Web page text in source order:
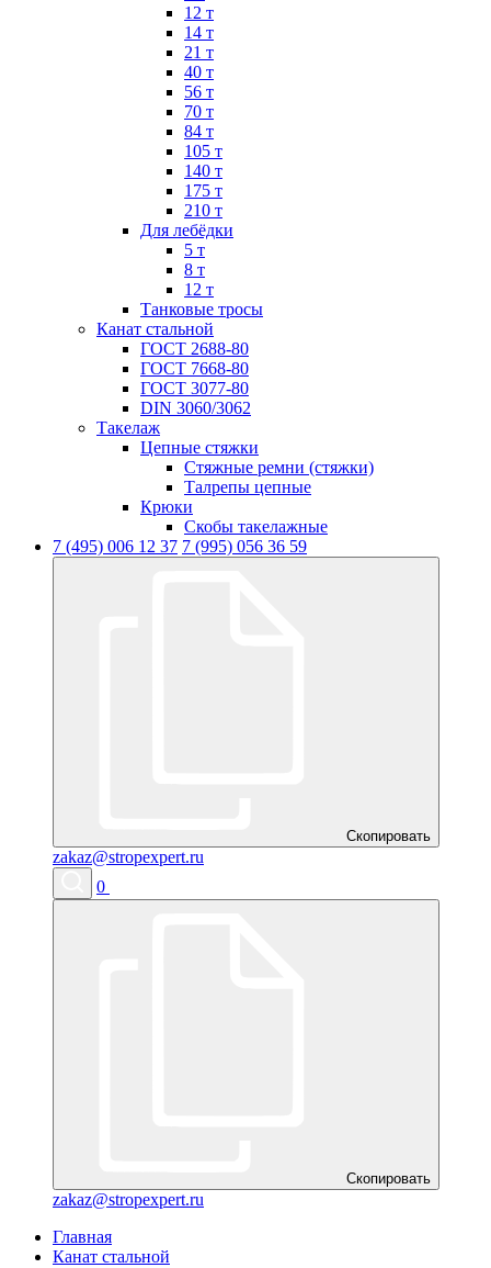
12 т
14 т
21 т
40 т
56 т
70 т
84 т
105 т
140 т
175 т
210 т
Для лебёдки
5 т
8 т
12 т
Танковые тросы
Канат стальной
ГОСТ 2688-80
ГОСТ 7668-80
ГОСТ 3077-80
DIN 3060/3062
Такелаж
Цепные стяжки
Стяжные ремни (стяжки)
Талрепы цепные
Крюки
Скобы такелажные
7 (495) 006 12 37 7 (995) 056 36 59
Скопировать
zakaz@stropexpert.ru
0
Скопировать
zakaz@stropexpert.ru
Главная
Канат стальной